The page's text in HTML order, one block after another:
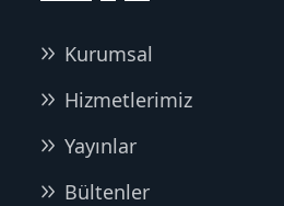
Kurumsal
Hizmetlerimiz
Yayınlar
Bültenler